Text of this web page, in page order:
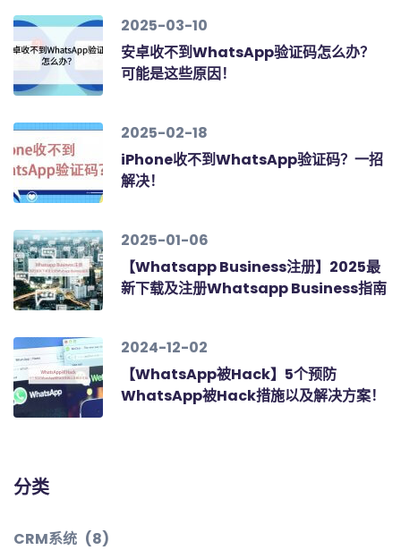
2025-03-10
安卓收不到WhatsApp验证码怎么办？
可能是这些原因！
2025-02-18
iPhone收不到WhatsApp验证码？一招
解决！
2025-01-06
【Whatsapp Business注册】2025最
新下载及注册Whatsapp Business指南
2024-12-02
【WhatsApp被Hack】5个预防
WhatsApp被Hack措施以及解决方案！
分类
CRM系统 (8)